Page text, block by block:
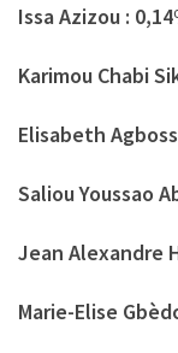
Issa Azizou :
Karimou Chabi
Elisabeth
Saliou Youssao
Jean Alexandre
Marie-Elise